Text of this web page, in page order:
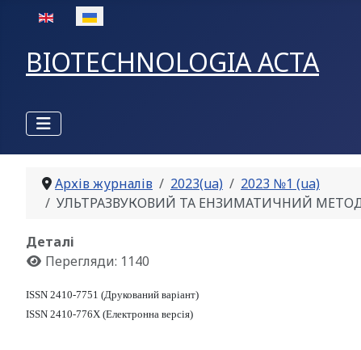
Оберіть свою мову
BIOTECHNOLOGIA ACTA
Архів журналів 2023(ua)
2023 №1 (ua)
УЛЬТРАЗВУКОВИЙ ТА ЕНЗИМАТИЧНИЙ МЕТОД
Деталі
Перегляди: 1140
ISSN 2410-7751 (Друкований варіант)
ISSN 2410-776X (Електронна версія)